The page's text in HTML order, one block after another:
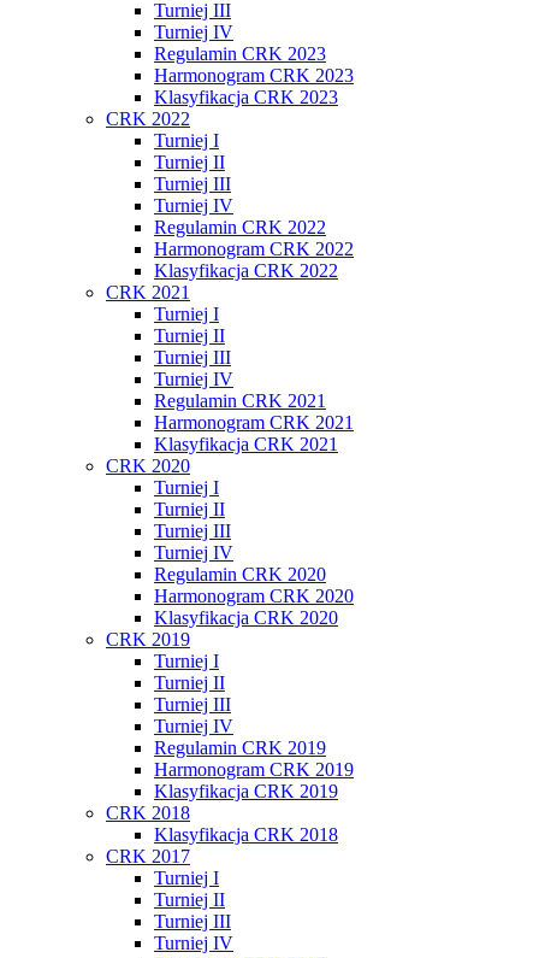
Turniej III
Turniej IV
Regulamin CRK 2023
Harmonogram CRK 2023
Klasyfikacja CRK 2023
CRK 2022
Turniej I
Turniej II
Turniej III
Turniej IV
Regulamin CRK 2022
Harmonogram CRK 2022
Klasyfikacja CRK 2022
CRK 2021
Turniej I
Turniej II
Turniej III
Turniej IV
Regulamin CRK 2021
Harmonogram CRK 2021
Klasyfikacja CRK 2021
CRK 2020
Turniej I
Turniej II
Turniej III
Turniej IV
Regulamin CRK 2020
Harmonogram CRK 2020
Klasyfikacja CRK 2020
CRK 2019
Turniej I
Turniej II
Turniej III
Turniej IV
Regulamin CRK 2019
Harmonogram CRK 2019
Klasyfikacja CRK 2019
CRK 2018
Klasyfikacja CRK 2018
CRK 2017
Turniej I
Turniej II
Turniej III
Turniej IV